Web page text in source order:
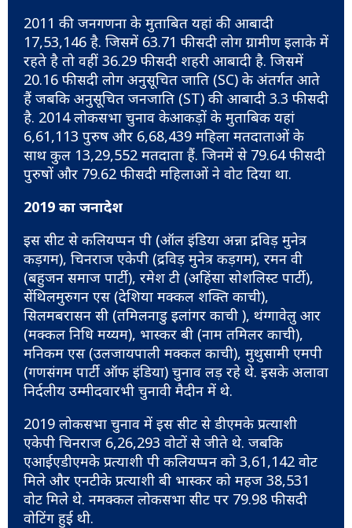
2011 की जनगणना के मुताबित यहां की आबादी
17,53,146 है. जिसमें 63.71 फीसदी लोग ग्रामीण इलाके में
रहते है तो वहीं 36.29 फीसदी शहरी आबादी है. जिसमें
20.16 फीसदी लोग अनुसूचित जाति (SC) के अंतर्गत आते
हैं जबकि अनुसूचित जनजाति (ST) की आबादी 3.3 फीसदी
है. 2014 लोकसभा चुनाव केआकड़ों के मुताबिक यहां
6,61,113 पुरुष और 6,68,439 महिला मतदाताओं के
साथ कुल 13,29,552 मतदाता हैं. जिनमें से 79.64 फीसदी
पुरुषों और 79.62 फीसदी महिलाओं ने वोट दिया था.
2019 का जनादेश
इस सीट से कलियप्पन पी (ऑल इंडिया अन्ना द्रविड़ मुनेत्र
कड़गम), चिनराज एकेपी (द्रविड़ मुनेत्र कड़गम), रमन वी
(बहुजन समाज पार्टी), रमेश टी (अहिंसा सोशलिस्ट पार्टी),
सेंथिलमुरुगन एस (देशिया मक्कल शक्ति काची),
सिलमबरासन सी (तमिलनाडु इलांगर काची ), थंग्गावेलु आर
(मक्कल निधि मय्यम), भास्कर बी (नाम तमिलर काची),
मनिकम एस (उलजायपाली मक्कल काची), मुथुसामी एमपी
(गणसंगम पार्टी ऑफ इंडिया) चुनाव लड़ रहे थे. इसके अलावा
निर्दलीय उम्मीदवारभी चुनावी मैदीन में थे.
2019 लोकसभा चुनाव में इस सीट से डीएमके प्रत्याशी
एकेपी चिनराज 6,26,293 वोटों से जीते थे. जबकि
एआईएडीएमके प्रत्याशी पी कलियप्पन को 3,61,142 वोट
मिले और एनटीके प्रत्याशी बी भास्कर को महज 38,531
वोट मिले थे. नमक्कल लोकसभा सीट पर 79.98 फीसदी
वोटिंग हुई थी.